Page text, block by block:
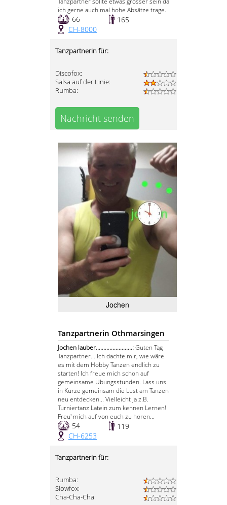
ich gerne auch mal hohe Absätze trage.
66
165
CH-8000
Tanzpartnerin für:
Discofox:
Salsa auf der Linie:
Rumba:
Nachricht senden
Jochen
Tanzpartnerin Othmarsingen
Jochen lauber........................:Guten Tag
Tanzpartner... Ich dachte mir, wie wäre
es mit dem Hobby Tanzen endlich zu
starten! Ich freue mich schon auf
gemeinsame Übungsstunden. Lass uns
in Kürze gemeinsam die Lust am Tanzen
neu entdecken... Vielleicht ja z.B.
Turniertanz Latein zum kennen Lernen!
Freu' mich auf von euch zu hören...
54
119
CH-6253
Tanzpartnerin für:
Rumba:
Slowfox:
Cha-Cha-Cha: